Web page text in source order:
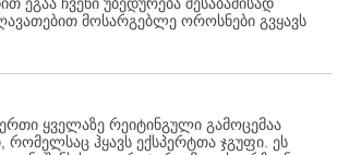
ეგაა ჩვენი უბედურება შესაბამისად
მოსარგებლე ოროსნები გვყავს
ყველაზე რეიტინგული გამოცემაა
ჰყავს ექსპერტთა ჯგუფი. ეს